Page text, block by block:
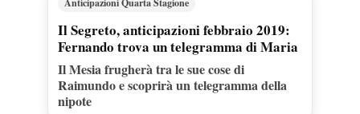
Il Segreto, anticipazioni febbraio 2019:
Fernando trova un telegramma di Maria
Il Mesia frugherà tra le sue cose di
Raimundo e scoprirà un telegramma della
nipote